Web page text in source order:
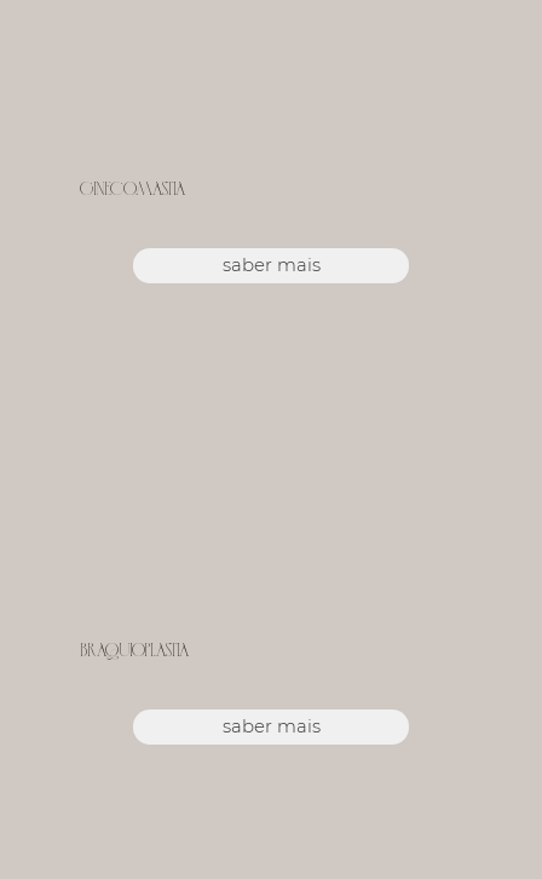
Ginecomastia
saber mais
Braquioplastia
saber mais